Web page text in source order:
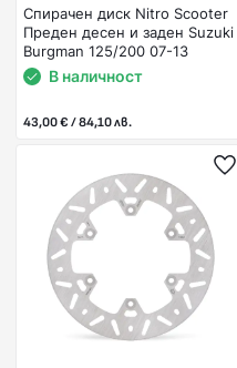
Спирачен диск Nitro Scooter
Преден десен и заден Suzuki
Burgman 125/200 07-13
В наличност
43,00 € / 84,10 лв.